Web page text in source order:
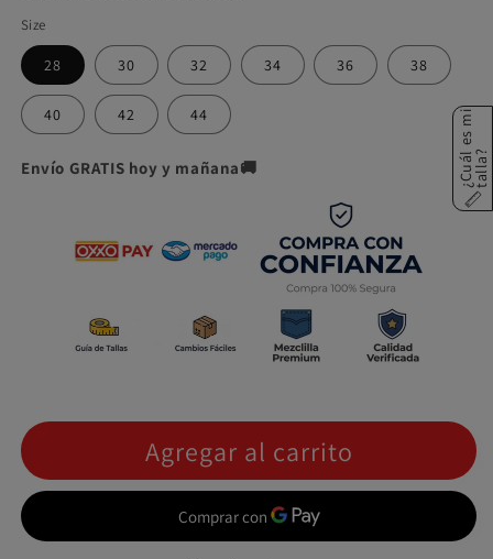
Size
28 30 32 34 36 38
40 42 44
Envío GRATIS hoy y mañana🚚
Agregar al carrito
¿
C
u
ál
e
s
m
i
t
a
l
l
a?